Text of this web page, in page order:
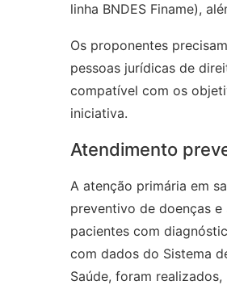
linha BNDES Finame),
Os proponentes
pessoas jurídicas de
compatível com os
iniciativa.
Atendimento
A atenção primária em
preventivo de doenças
pacientes com
com dados do Sistema
Saúde, foram